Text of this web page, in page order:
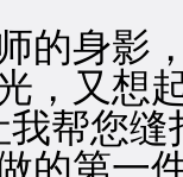
身影，
，又想
我帮您缝